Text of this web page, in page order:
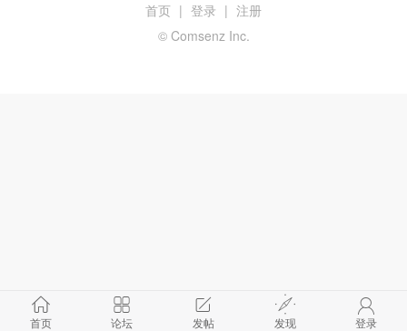
首页 论坛 发帖 发现 登录
首页 | 登录 | 注册
© Comsenz Inc.